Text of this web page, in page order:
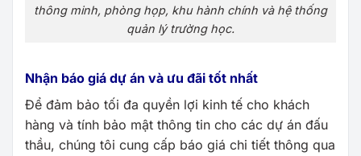
thông minh, phòng họp, khu hành chính và hệ thống
quản lý trường học.
Nhận báo giá dự án và ưu đãi tốt nhất
Để đảm bảo tối đa quyền lợi kinh tế cho khách
hàng và tính bảo mật thông tin cho các dự án đấu
thầu, chúng tôi cung cấp báo giá chi tiết thông qua